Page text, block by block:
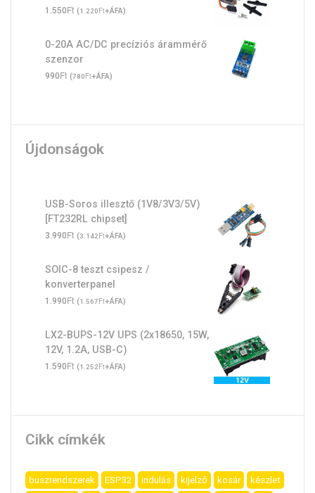
1.550Ft (1.220Ft+ÁFA)
0-20A AC/DC precíziós árammérő
szenzor
990Ft (780Ft+ÁFA)
Újdonságok
USB-Soros illesztő (1V8/3V3/5V)
[FT232RL chipset]
3.990Ft (3.142Ft+ÁFA)
SOIC-8 teszt csipesz /
konverterpanel
1.990Ft (1.567Ft+ÁFA)
LX2-BUPS-12V UPS (2x18650, 15W,
12V, 1.2A, USB-C)
1.590Ft (1.252Ft+ÁFA)
Cikk címkék
buszrendszerek ESP32 indulás kijelző kosár
készlet